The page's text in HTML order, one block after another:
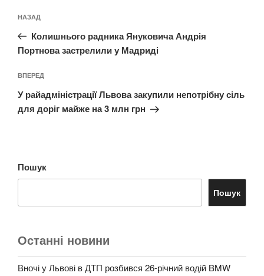
записів
Попередній
запис:
НАЗАД
Колишнього радника Януковича Андрія
Портнова застрелили у Мадриді
Наступний
запис
ВПЕРЕД
У райадміністрації Львова закупили непотрібну сіль
для доріг майже на 3 млн грн
Пошук
Пошук
Останні новини
Вночі у Львові в ДТП розбився 26-річний водій BMW